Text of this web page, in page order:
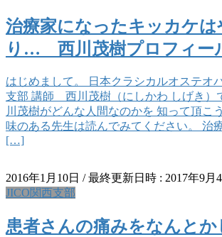
治療家になったキッカケは
り… 西川茂樹プロフィ
はじめまして。 日本クラシカルオステ
支部 講師 西川茂樹（にしかわ しげき）
川茂樹がどんな人間なのかを 知って頂こ
味のある先生は読んでみてください。 治
[…]
2016年1月10日 / 最終更新日時 : 2017年9月
JICO関西支部
患者さんの痛みをなんとか